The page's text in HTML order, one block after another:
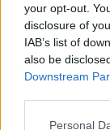
your opt-out.
disclosure of
IAB’s list of
also be
Downstream
Personal